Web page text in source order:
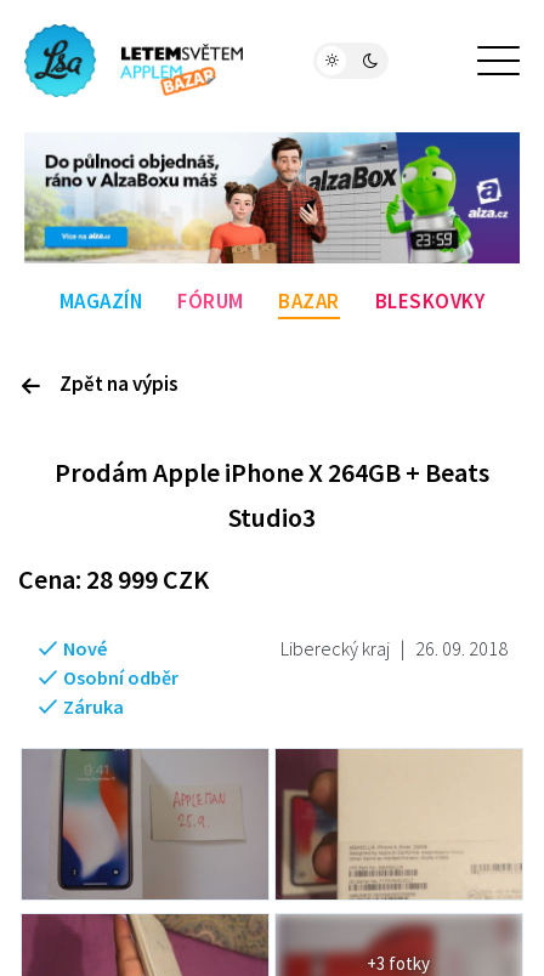
MAGAZÍN FÓRUM BAZAR BLESKOVKY
Zpět na výpis
ProdámApple iPhone X 264GB + Beats
Studio3
Cena: 28 999CZK
Liberecký kraj | 26. 09. 2018
Nové
Osobní odběr
Záruka
+3 fotky